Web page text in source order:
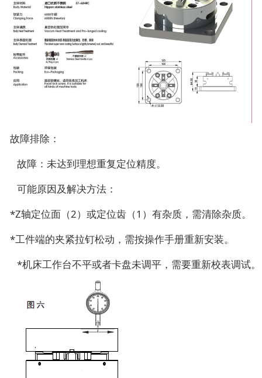
故障排除：
故障：未达到理想重复定位精度。
可能原因及解决方法：
*Z轴定位面（2）或定位齿（1）有杂质，需清除杂质。
*工件端的夹紧拉钉松动，需按操作手册重新安装。
*机床工作台不平或者卡盘未调平，需要重新校表调试。